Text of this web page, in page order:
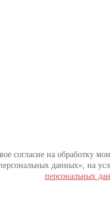
согласие на обработку
данных», на
персональных